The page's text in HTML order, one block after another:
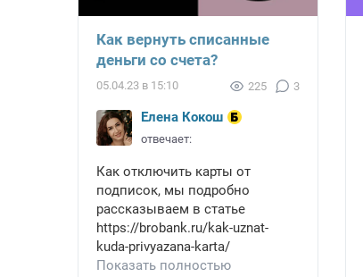
Как вернуть списанные
деньги со счета?
05.04.23 в 15:10 225 3
Елена Кокош
отвечает:
Как отключить карты от
подписок, мы подробно
рассказываем в статье
https://brobank.ru/kak-uznat-
kuda-privyazana-karta/
Показать полностью